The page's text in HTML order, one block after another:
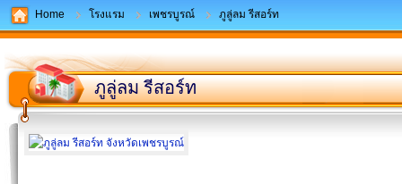
Home โรงแรม เพชรบูรณ์ ภูลู่ลม รีสอร์ท
ภูลู่ลม รีสอร์ท